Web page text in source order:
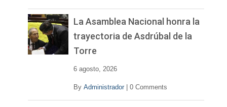
La Asamblea Nacional honra la
trayectoria de Asdrúbal de la
Torre
6 agosto, 2026
By Administrador 0 Comments